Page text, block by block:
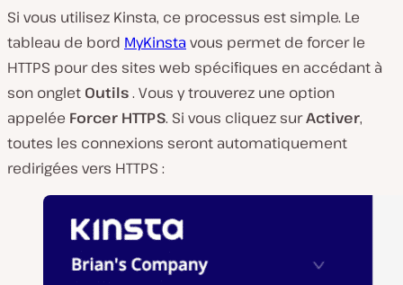
Si vous utilisez Kinsta, ce processus est simple. Le
tableau de bord MyKinstavous permet de forcer le
HTTPS pour des sites web spécifiques en accédant à
son onglet Outils. Vous y trouverez une option
appelée Forcer HTTPS. Si vous cliquez surActiver,
toutes les connexions seront automatiquement
redirigées vers HTTPS :